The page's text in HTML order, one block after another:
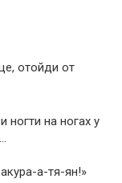
отойди от
ногти на ногах у
а-тя-ян!»